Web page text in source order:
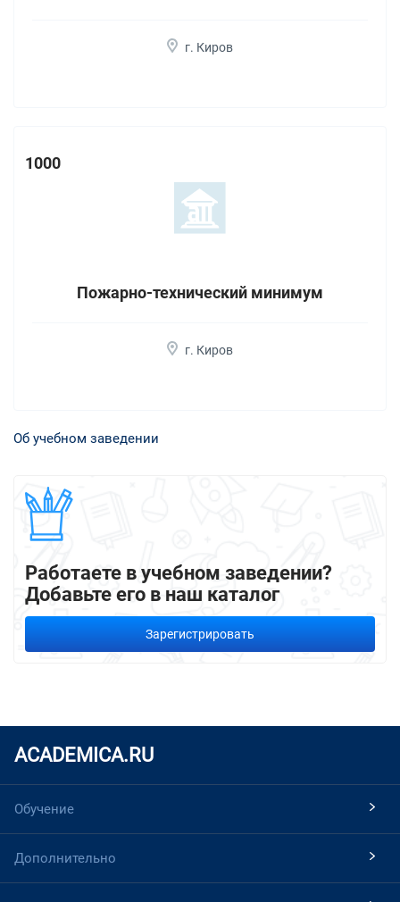
г. Киров
1000
Пожарно-технический минимум
г. Киров
Об учебном заведении
Работаете в учебном заведении?
Добавьте его в наш каталог
Зарегистрировать
ACADEMICA.RU
Обучение
Дополнительно